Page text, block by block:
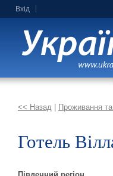
Вхід
<< Назад Проживання
Готель